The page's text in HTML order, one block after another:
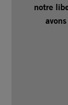
notre